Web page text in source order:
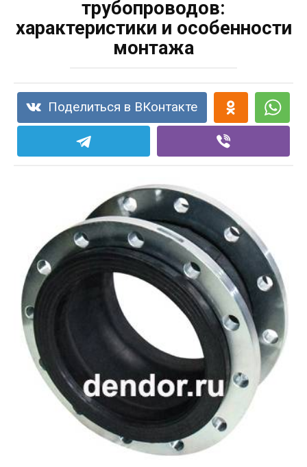
трубопроводов:
характеристики и особенности
монтажа
Поделиться в ВКонтакте